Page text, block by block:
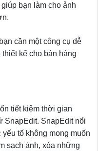
bạn làm cho ảnh
cần một công cụ dễ
kế cho bán hàng
tiết kiệm thời gian
SnapEdit. SnapEdit nổi
tố không mong muốn
sạch ảnh, xóa những